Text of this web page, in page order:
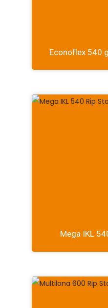
Econoflex 540
Mega IKL